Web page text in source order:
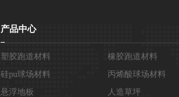
产品中心
塑胶跑道材料
橡胶跑道材料
硅pu球场材料
丙烯酸球场材料
悬浮地板
人造草坪